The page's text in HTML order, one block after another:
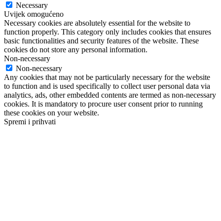
Necessary
Uvijek omogućeno
Necessary cookies are absolutely essential for the website to
function properly. This category only includes cookies that ensures
basic functionalities and security features of the website. These
cookies do not store any personal information.
Non-necessary
Non-necessary
Any cookies that may not be particularly necessary for the website
to function and is used specifically to collect user personal data via
analytics, ads, other embedded contents are termed as non-necessary
cookies. It is mandatory to procure user consent prior to running
these cookies on your website.
Spremi i prihvati